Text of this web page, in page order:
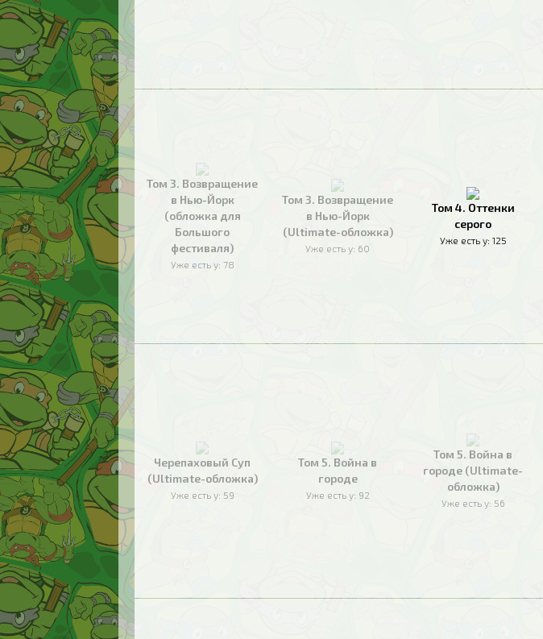
Том 3. Возвращение
в Нью-Йорк
(обложка для
Большого
фестиваля)
Уже есть у: 78
Том 3. Возвращение
в Нью-Йорк
(Ultimate-обложка)
Уже есть у: 60
Том 4. Оттенки
серого
Уже есть у: 125
Черепаховый Суп
(Ultimate-обложка)
Уже есть у: 59
Том 5. Война в
городе
Уже есть у: 92
Том 5. Война в
городе (Ultimate-
обложка)
Уже есть у: 56